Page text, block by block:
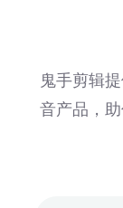
鬼手剪辑
音产品，